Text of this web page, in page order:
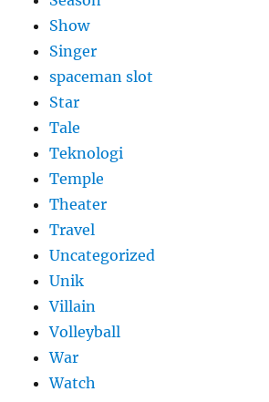
Show
Singer
spaceman slot
Star
Tale
Teknologi
Temple
Theater
Travel
Uncategorized
Unik
Villain
Volleyball
War
Watch